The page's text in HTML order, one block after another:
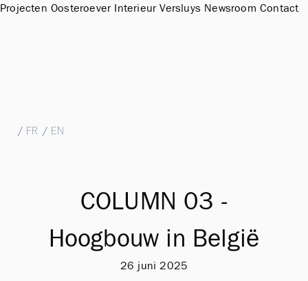
Projecten Oosteroever Interieur Versluys Newsroom Contact
/ FR / EN
COLUMN 03 -
Hoogbouw in België
26 juni 2025